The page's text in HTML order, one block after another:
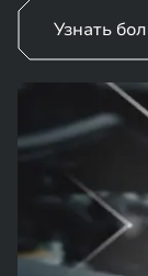
Узнать